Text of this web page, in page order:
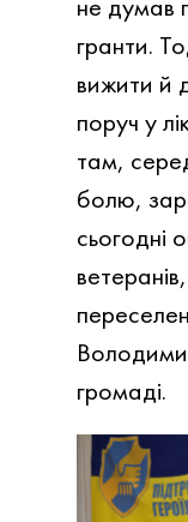
гранти.
вижити й
поруч у
там,
болю,
сьогодні
громаді.